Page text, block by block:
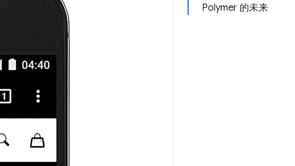
Polymer 的未来